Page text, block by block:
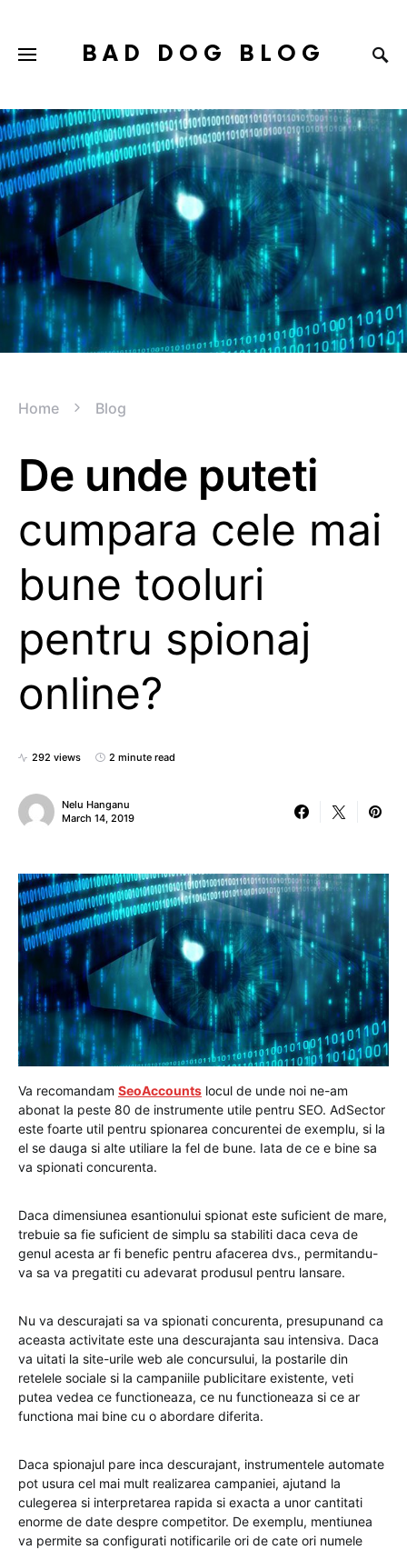
BAD DOG BLOG
Home Blog
De unde puteti
cumpara cele mai
bune tooluri
pentru spionaj
online?
292 views 2 minute read
Nelu Hanganu
March 14, 2019
Va recomandam SeoAccounts locul de unde noi ne-am
abonat la peste 80 de instrumente utile pentru SEO. AdSector
este foarte util pentru spionarea concurentei de exemplu, si la
el se dauga si alte utiliare la fel de bune. Iata de ce e bine sa
va spionati concurenta.
Daca dimensiunea esantionului spionat este suficient de mare,
trebuie sa fie suficient de simplu sa stabiliti daca ceva de
genul acesta ar fi benefic pentru afacerea dvs., permitandu-
va sa va pregatiti cu adevarat produsul pentru lansare.
Nu va descurajati sa va spionati concurenta, presupunand ca
aceasta activitate este una descurajanta sau intensiva. Daca
va uitati la site-urile web ale concursului, la postarile din
retelele sociale si la campaniile publicitare existente, veti
putea vedea ce functioneaza, ce nu functioneaza si ce ar
functiona mai bine cu o abordare diferita.
Daca spionajul pare inca descurajant, instrumentele automate
pot usura cel mai mult realizarea campaniei, ajutand la
culegerea si interpretarea rapida si exacta a unor cantitati
enorme de date despre competitor. De exemplu, mentiunea
va permite sa configurati notificarile ori de cate ori numele